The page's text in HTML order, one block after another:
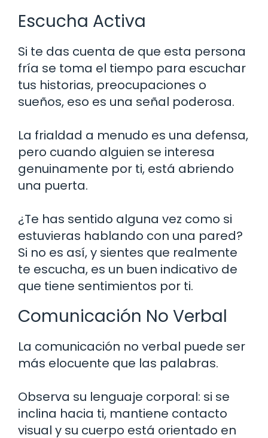
Escucha Activa
Si te das cuenta de que esta persona
fría se toma el tiempo para escuchar
tus historias, preocupaciones o
sueños, eso es una señal poderosa.
La frialdad a menudo es una defensa,
pero cuando alguien se interesa
genuinamente por ti, está abriendo
una puerta.
¿Te has sentido alguna vez como si
estuvieras hablando con una pared?
Si no es así, y sientes que realmente
te escucha, es un buen indicativo de
que tiene sentimientos por ti.
Comunicación No Verbal
La comunicación no verbal puede ser
más elocuente que las palabras.
Observa su lenguaje corporal: si se
inclina hacia ti, mantiene contacto
visual y su cuerpo está orientado en